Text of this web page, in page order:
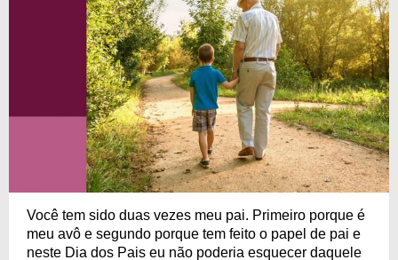
Você tem sido duas vezes meu pai. Primeiro porque é
meu avô e segundo porque tem feito o papel de pai e
neste Dia dos Pais eu não poderia esquecer daquele